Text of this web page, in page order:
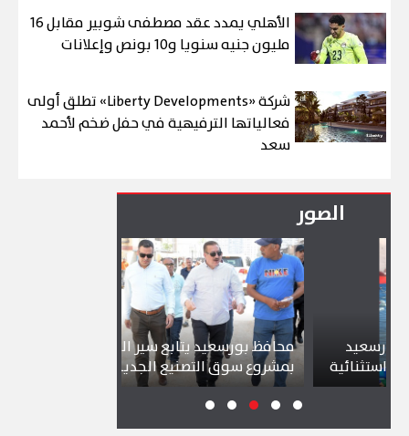
الأهلي يمدد عقد مصطفى شوبير مقابل 16
مليون جنيه سنويا و10 بونص وإعلانات
شركة «Liberty Developments» تطلق أولى
فعالياتها الترفيهية في حفل ضخم لأحمد
سعد
الصور
محافظ بورسعيد يتابع سير العمل
بمشروع سوق التصنيع الجديد